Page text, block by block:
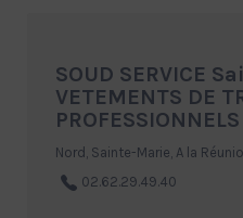
SOUD SERVICE
VETEMENTS DE
PROFESSIONNELS
Nord, Sainte-Marie, A la
02.62.29.49.40